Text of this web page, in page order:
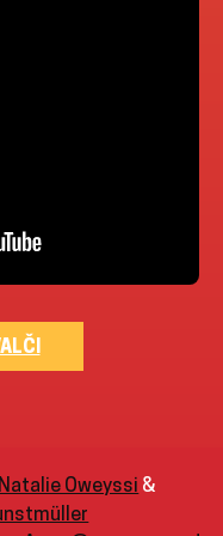
Natalie Oweyssi &